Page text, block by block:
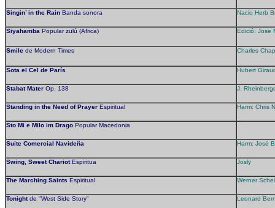
Singin’ in the Rain Banda sonora Nacio Herb
Siyahamba Popular zulú (Africa) Edició: Jose
Smile de Modern Times Charles
Sota el Cel de París Hubert
Stabat Mater Op. 138 J.
Standing in the Need of Prayer Espiritual Harm: Chris
Sto Mi e Milo im Drago Popular Macedonia
Suite Comercial Navideña Harm: José
Swing, Sweet ChariotEspiritua Josly
The Marching Saints Espiritual Werner
Tonightde "West Side Story" Leonard